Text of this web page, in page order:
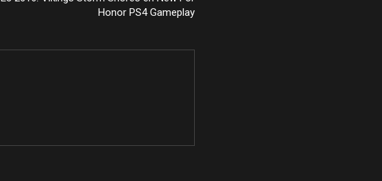
Honor PS4 Gameplay